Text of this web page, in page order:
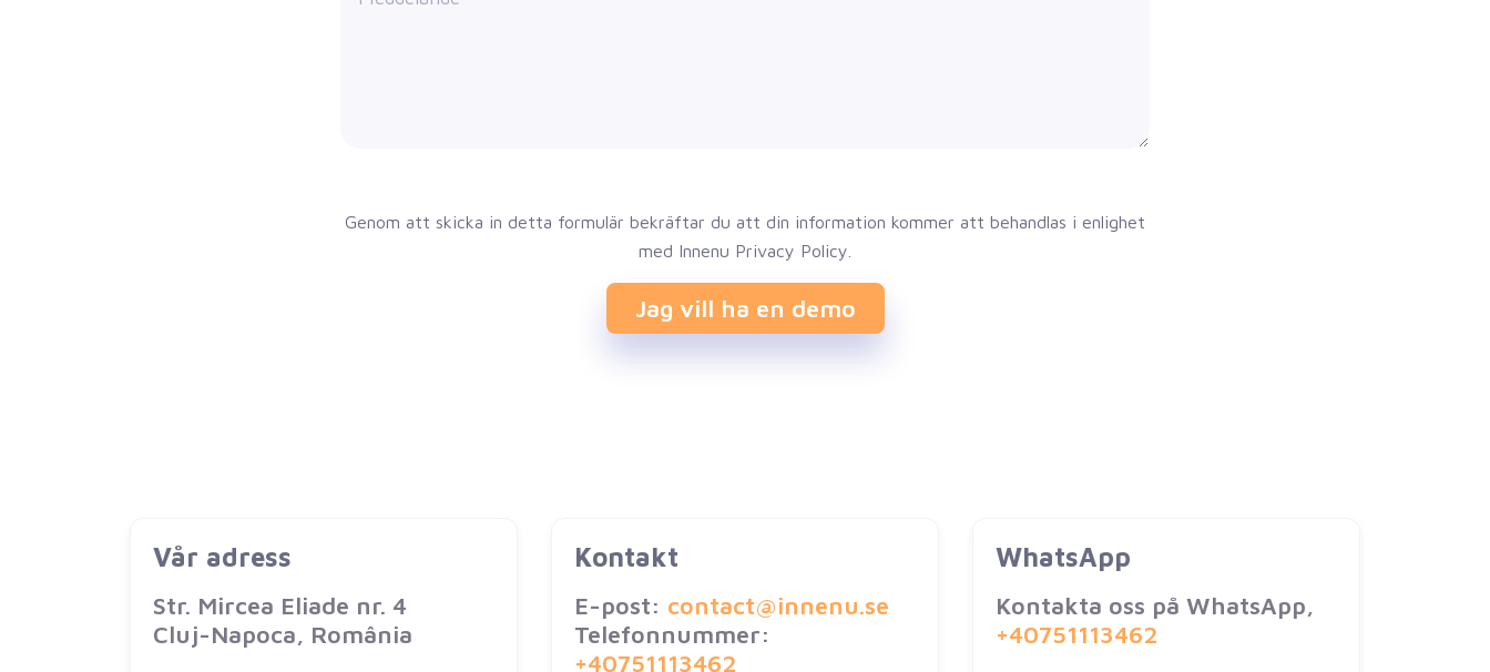
Genom att skicka in detta formulär bekräftar du att din information kommer att behandlas i enlighet
med Innenu Privacy Policy.
Jag vill ha en demo
Vår adress
Str. Mircea Eliade nr. 4
Cluj-Napoca, România
Kontakt
E-post: contact@innenu.se
Telefonnummer:
+40751113462
WhatsApp
Kontakta oss på WhatsApp,
+40751113462